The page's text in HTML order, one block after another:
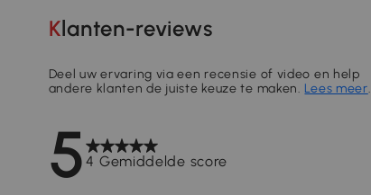
Klanten-reviews
54 Gemiddelde score
Deel uw ervaring via een recensie of video en help
andere klanten de juiste keuze te maken. Lees meer.